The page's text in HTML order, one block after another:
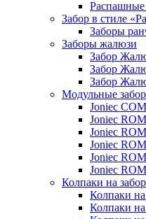
Распашные
Забор в стиле
Заборы
Заборы жалюзи
Забор
Забор
Забор
Модульные
Joniec
Joniec
Joniec
Joniec
Joniec
Joniec
Колпаки на забор
Колпаки
Колпаки